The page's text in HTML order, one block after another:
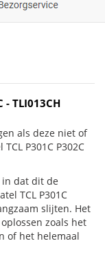
- TLI013CH
als deze niet of
P301C P302C
in dat dit de
TCL P301C
slijten. Het
zoals het
of het helemaal